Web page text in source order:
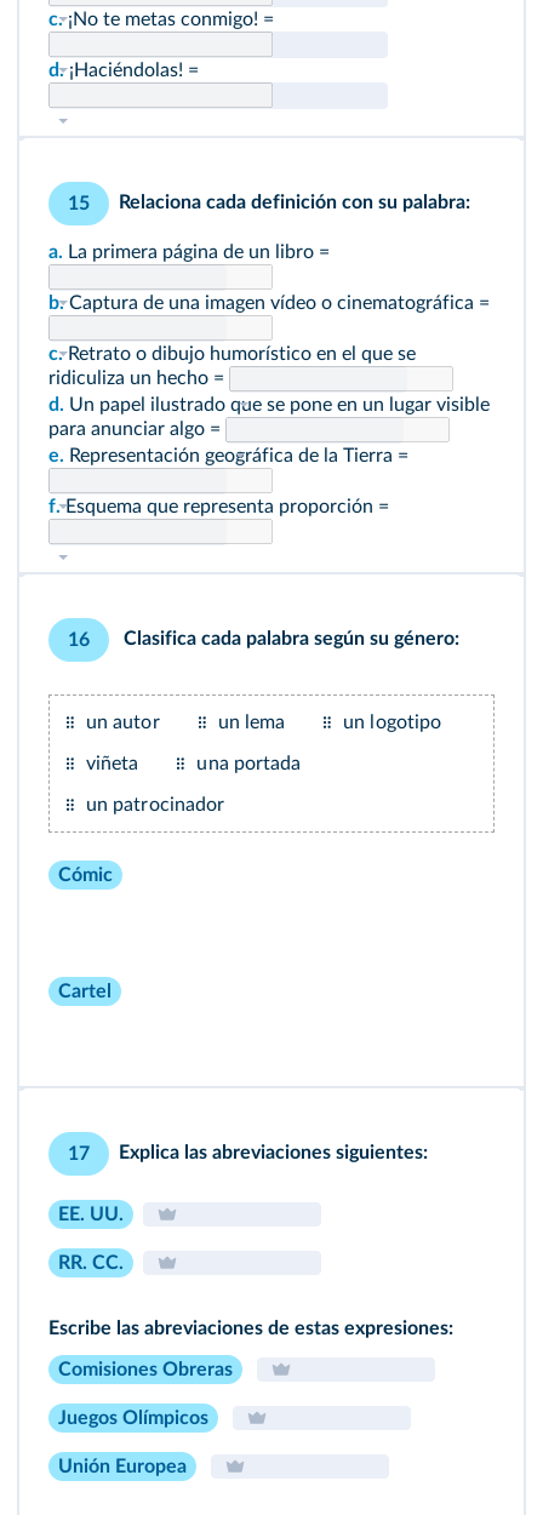
c.¡No te metas conmigo! =
d.¡Haciéndolas! =
15 Relaciona cada definición con su palabra:
a. La primera página de un libro =
b.Captura de una imagen vídeo o cinematográfica =
c.Retrato o dibujo humorístico en el que se
ridiculiza un hecho =
d. Un papel ilustrado que se pone en un lugar visible
para anunciar algo =
e. Representación geográfica de la Tierra =
f.Esquema que representa proporción =
16 Clasifica cada palabra según su género:
un autor un lema un logotipo
viñeta una portada
un patrocinador
Cómic
Cartel
17 Explica las abreviaciones siguientes:
EE. UU.
RR. CC.
Escribe las abreviaciones de estas expresiones:
Comisiones Obreras
Juegos Olímpicos
Unión Europea